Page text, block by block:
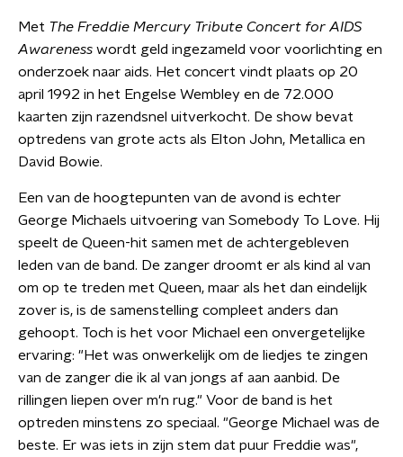
Met The Freddie Mercury Tribute Concert for AIDS
Awareness wordt geld ingezameld voor voorlichting en
onderzoek naar aids. Het concert vindt plaats op 20
april 1992 in het Engelse Wembley en de 72.000
kaarten zijn razendsnel uitverkocht. De show bevat
optredens van grote acts als Elton John, Metallica en
David Bowie.
Een van de hoogtepunten van de avond is echter
George Michaels uitvoering van Somebody To Love. Hij
speelt de Queen-hit samen met de achtergebleven
leden van de band. De zanger droomt er als kind al van
om op te treden met Queen, maar als het dan eindelijk
zover is, is de samenstelling compleet anders dan
gehoopt. Toch is het voor Michael een onvergetelijke
ervaring: "Het was onwerkelijk om de liedjes te zingen
van de zanger die ik al van jongs af aan aanbid. De
rillingen liepen over m'n rug." Voor de band is het
optreden minstens zo speciaal. "George Michael was de
beste. Er was iets in zijn stem dat puur Freddie was",